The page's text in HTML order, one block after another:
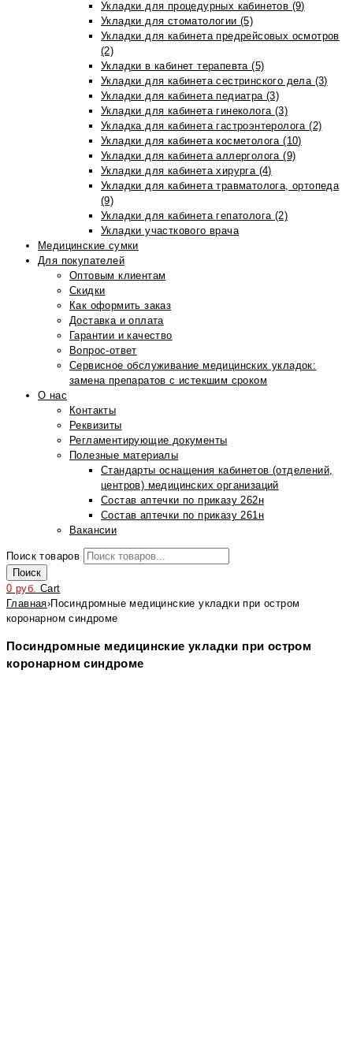
Укладки для процедурных кабинетов (9)
Укладки для стоматологии (5)
Укладки для кабинета предрейсовых осмотров
(2)
Укладки в кабинет терапевта (5)
Укладки для кабинета сестринского дела (3)
Укладки для кабинета педиатра (3)
Укладки для кабинета гинеколога (3)
Укладка для кабинета гастроэнтеролога (2)
Укладки для кабинета косметолога (10)
Укладки для кабинета аллерголога (9)
Укладки для кабинета хирурга (4)
Укладки для кабинета травматолога, ортопеда
(9)
Укладки для кабинета гепатолога (2)
Укладки участкового врача
Медицинские сумки
Для покупателей
Оптовым клиентам
Скидки
Как оформить заказ
Доставка и оплата
Гарантии и качество
Вопрос-ответ
Сервисное обслуживание медицинских укладок:
замена препаратов с истекшим сроком
О нас
Контакты
Реквизиты
Регламентирующие документы
Полезные материалы
Стандарты оснащения кабинетов (отделений,
центров) медицинских организаций
Состав аптечки по приказу 262н
Состав аптечки по приказу 261н
Вакансии
Поиск товаров
Поиск
0 руб. Cart
Главная›Посиндромные медицинские укладки при остром
коронарном синдроме
Посиндромные медицинские укладки при остром
коронарном синдроме